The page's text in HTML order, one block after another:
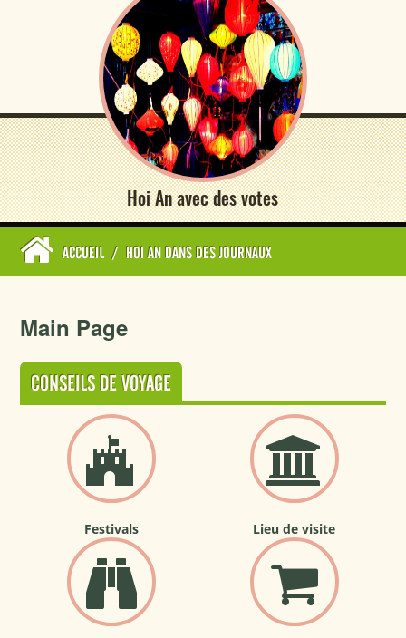
Hoi An avec des votes
ACCUEIL / HOI AN DANS DES JOURNAUX
Main Page
CONSEILS DE VOYAGE
Festivals Lieu de visite